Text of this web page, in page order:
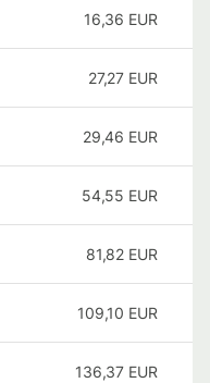
16,36 EUR
27,27 EUR
29,46 EUR
54,55 EUR
81,82 EUR
109,10 EUR
136,37 EUR